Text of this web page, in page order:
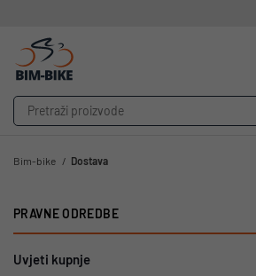
Bim-bike Dostava
PRAVNE ODREDBE
Uvjeti kupnje